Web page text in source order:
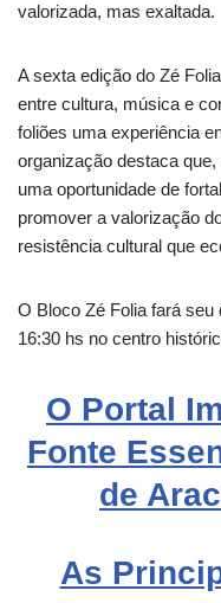
valorizada, mas exaltada.
A sexta edição do Zé
entre cultura, música e
foliões uma experiência
organização destaca
uma oportunidade de
promover a valorização
resistência cultural que
O Bloco Zé Folia fará seu
16:30 hs no centro
O Portal
Fonte
de
As